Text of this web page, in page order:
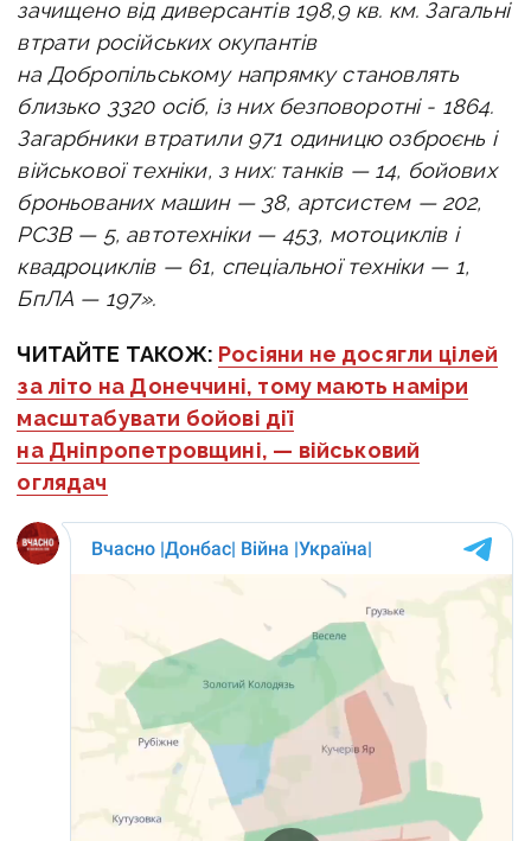
зачищено від диверсантів 198,9 кв. км. Загальні
втрати російських окупантів
на Добропільському напрямку становлять
близько 3320 осіб, із них безповоротні - 1864.
Загарбники втратили 971 одиницю озброєнь і
військової техніки, з них: танків — 14, бойових
броньованих машин — 38, артсистем — 202,
РСЗВ — 5, автотехніки — 453, мотоциклів і
квадроциклів — 61, спеціальної техніки — 1,
БпЛА — 197».
ЧИТАЙТЕ ТАКОЖ: Росіяни не досягли цілей
за літо на Донеччині, тому мають наміри
масштабувати бойові дії
на Дніпропетровщині, — військовий
оглядач